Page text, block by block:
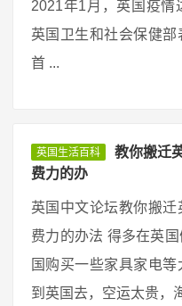
2021年1月，英国疫
英国卫生和社会保健
首 ...
英国生活百科
教你搬迁
费力的办
英国中文论坛教你搬
费力的办法 得多在英
国购买一些家具家电
到英国去，空运太贵，